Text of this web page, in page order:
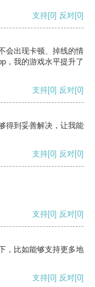
支持[0] 反对[0]
会出现卡顿、掉线的情
，我的游戏水平提升了
支持[0] 反对[0]
得到妥善解决，让我能
支持[0] 反对[0]
支持[0] 反对[0]
，比如能够支持更多地
支持[0] 反对[0]